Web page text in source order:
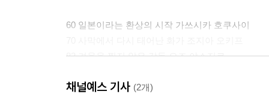
60 일본이라는 환상의 시작 가쓰시카 호쿠사이
82 겨울을 찍지 않은 감독 오즈 야스지로
98 그럼에도, 사랑의 색을 칠하다 마르크 샤갈
채널예스 기사 (2개)